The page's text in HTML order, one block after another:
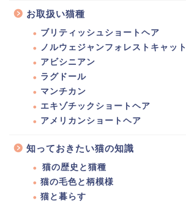
お取扱い猫種
ブリティッシュショートヘア
ノルウェジャンフォレストキャット
アビシニアン
ラグドール
マンチカン
エキゾチックショートヘア
アメリカンショートヘア
知っておきたい猫の知識
猫の歴史と猫種
猫の毛色と柄模様
猫と暮らす